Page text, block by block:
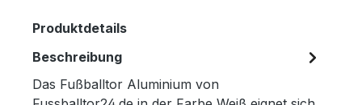
Produktdetails
Beschreibung
Das Fußballtor Aluminium von